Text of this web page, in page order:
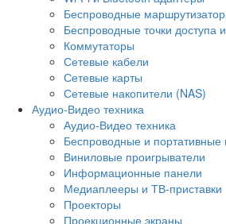
Беспроводные
Беспроводные точки доступа
Коммутаторы
Сетевые кабели
Сетевые карты
Сетевые накопители (NAS)
Аудио-Видео техника
Аудио-Видео техника
Беспроводные и портативные
Виниловые проигрыватели
Информационные панели
Медиаплееры и ТВ-приставки
Проекторы
Проекционные экраны